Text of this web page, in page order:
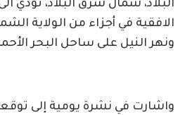
البلاد، شمال شرق البلاد، تؤدي
الافقية في أجزاء من الولاية
ونهر النيل على ساحل البحر
واشارت في نشرة يومية إلى